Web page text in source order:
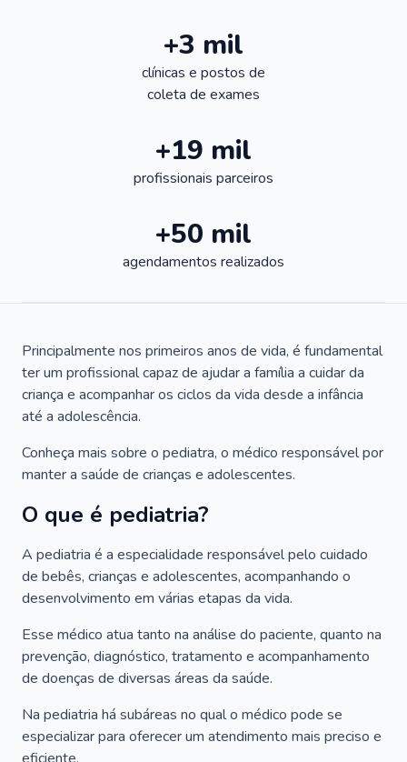
+3 mil
clínicas e postos de
coleta de exames
+19 mil
profissionais parceiros
+50 mil
agendamentos realizados
Principalmente nos primeiros anos de vida, é fundamental
ter um profissional capaz de ajudar a família a cuidar da
criança e acompanhar os ciclos da vida desde a infância
até a adolescência.
Conheça mais sobre o pediatra, o médico responsável por
manter a saúde de crianças e adolescentes.
O que é pediatria?
A pediatria é a especialidade responsável pelo cuidado
de bebês, crianças e adolescentes, acompanhando o
desenvolvimento em várias etapas da vida.
Esse médico atua tanto na análise do paciente, quanto na
prevenção, diagnóstico, tratamento e acompanhamento
de doenças de diversas áreas da saúde.
Na pediatria há subáreas no qual o médico pode se
especializar para oferecer um atendimento mais preciso e